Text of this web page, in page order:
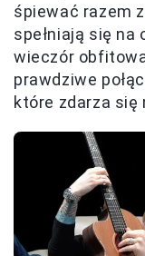
śpiewać razem
spełniają się na
wieczór
prawdziwe
które zdarza się